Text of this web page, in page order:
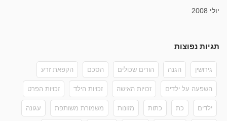
יולי 2008
תגיות נפוצות
גירושין הגנה הורים שכולים הסכם הקפאת זרע
השפעה על ילדים זכויות האישה זכויות הילד זכויות הפרט
ילדים כת כתות מזונות משמורת משותפת עגונה